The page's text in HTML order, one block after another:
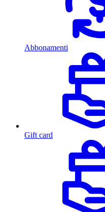
Abbonamenti
Gift card